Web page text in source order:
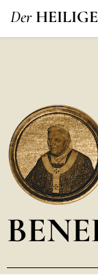
Der